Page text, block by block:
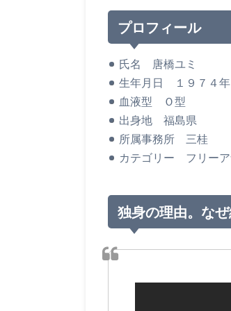
プロフィール
氏名 唐橋ユミ
生年月日 １９７４年
血液型 Ｏ型
出身地 福島県
所属事務所 三桂
カテゴリー フリー
独身の理由。な